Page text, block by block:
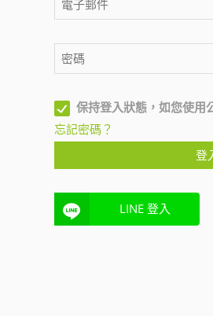
保持登入狀態，如您使用
忘記密碼？
登
LINE 登入